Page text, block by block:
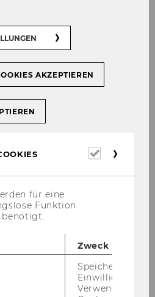
zwischen
und der IFA Österreich
Advanced Transfer Pricing
AKZEPTIEREN
für eine
Funktion
benötigt.
Zweck
Speichert Ihre
Einwilligung zur
Verwendung von